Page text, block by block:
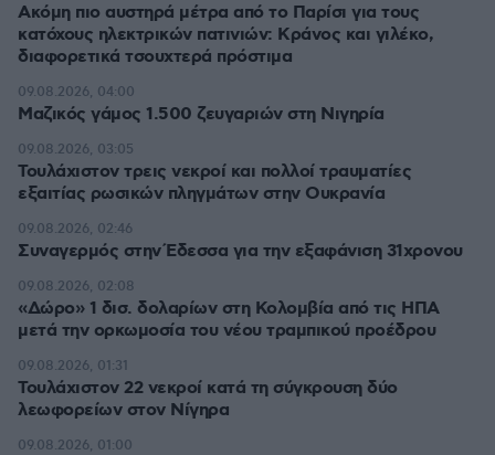
Ακόμη πιο αυστηρά μέτρα από το Παρίσι για τους
κατόχους ηλεκτρικών πατινιών: Κράνος και γιλέκο,
διαφορετικά τσουχτερά πρόστιμα
Μαζικός γάμος 1.500 ζευγαριών στη Νιγηρία
09.08.2026, 04:00
Τουλάχιστον τρεις νεκροί και πολλοί τραυματίες
εξαιτίας ρωσικών πληγμάτων στην Ουκρανία
09.08.2026, 03:05
Συναγερμός στην Έδεσσα για την εξαφάνιση 31χρονου
09.08.2026, 02:46
«Δώρο» 1 δισ. δολαρίων στη Κολομβία από τις ΗΠΑ
μετά την ορκωμοσία του νέου τραμπικού προέδρου
09.08.2026, 02:08
Τουλάχιστον 22 νεκροί κατά τη σύγκρουση δύο
λεωφορείων στον Νίγηρα
09.08.2026, 01:31
09.08.2026, 01:00